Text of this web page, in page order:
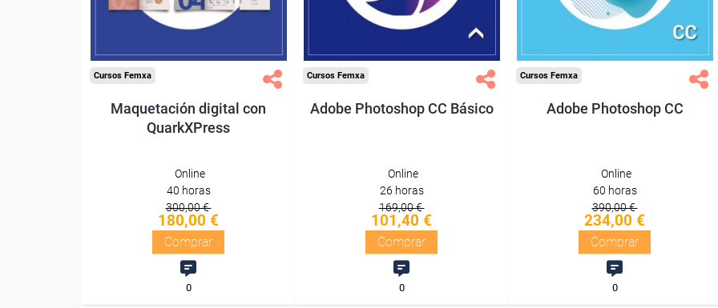
Compra segura
Cursos Femxa
Maquetación digital con
QuarkXPress
Online
40 horas
300,00 €
180,00 €
Comprar
0
Compra segura
Cursos Femxa
Adobe Photoshop CC Básico
Online
26 horas
169,00 €
101,40 €
Comprar
0
Compra segura
Cursos Femxa
Adobe Photoshop CC
Online
60 horas
390,00 €
234,00 €
Comprar
0